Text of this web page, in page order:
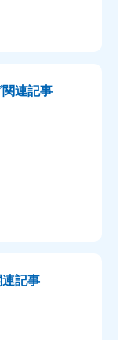
連記事
記事